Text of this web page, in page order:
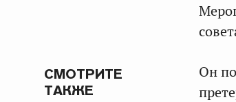
СМОТРИТЕ
ТАКЖЕ
Он